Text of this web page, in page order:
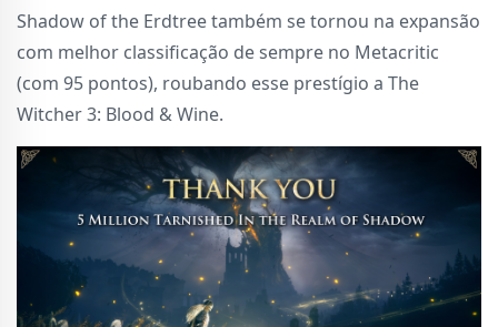
Shadow of the Erdtree também se tornou na expansão
com melhor classificação de sempre no Metacritic
(com 95 pontos), roubando esse prestígio a The
Witcher 3: Blood & Wine.